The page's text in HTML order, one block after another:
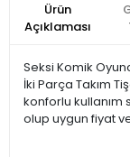
Ürün
Açıklaması
Seksi Komik
İki Parça Takım
konforlu kullanım
olup uygun fiyat